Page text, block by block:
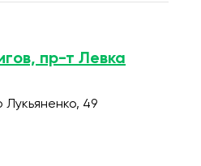
пр-т Левка
49